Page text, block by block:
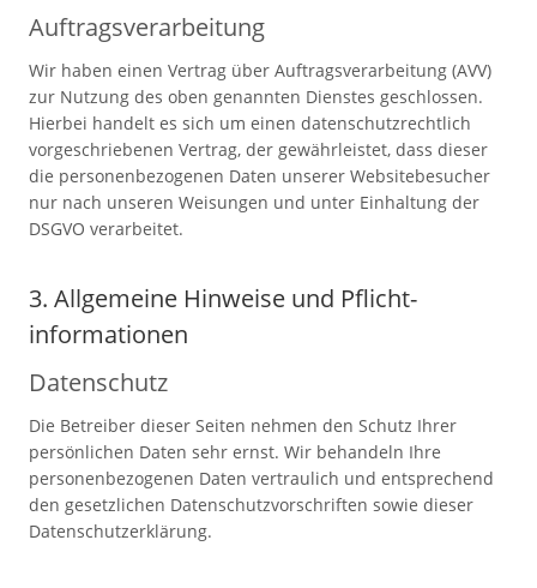
Auftragsverarbeitung
Wir haben einen Vertrag über Auftragsverarbeitung (AVV)
zur Nutzung des oben genannten Dienstes geschlossen.
Hierbei handelt es sich um einen datenschutzrechtlich
vorgeschriebenen Vertrag, der gewährleistet, dass dieser
die personenbezogenen Daten unserer Websitebesucher
nur nach unseren Weisungen und unter Einhaltung der
DSGVO verarbeitet.
3. Allgemeine Hinweise und Pflicht­
informationen
Datenschutz
Die Betreiber dieser Seiten nehmen den Schutz Ihrer
persönlichen Daten sehr ernst. Wir behandeln Ihre
personenbezogenen Daten vertraulich und entsprechend
den gesetzlichen Datenschutzvorschriften sowie dieser
Datenschutzerklärung.